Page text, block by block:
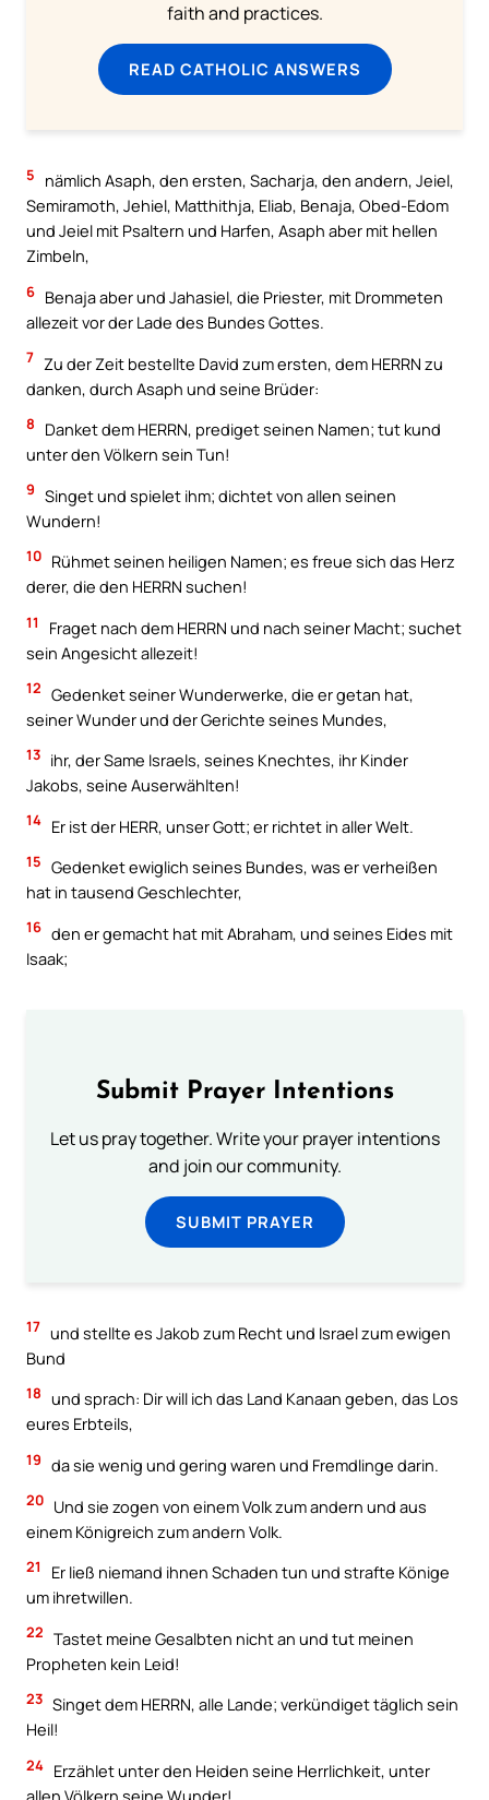
faith and practices.
READ CATHOLIC ANSWERS
5
nämlich Asaph, den ersten, Sacharja, den andern, Jeiel,
Semiramoth, Jehiel, Matthithja, Eliab, Benaja, Obed-Edom
und Jeiel mit Psaltern und Harfen, Asaph aber mit hellen
Zimbeln,
6 Benaja aber und Jahasiel, die Priester, mit Drommeten
allezeit vor der Lade des Bundes Gottes.
7 Zu der Zeit bestellte David zum ersten, dem HERRN zu
danken, durch Asaph und seine Brüder:
8
Danket dem HERRN, prediget seinen Namen; tut kund
unter den Völkern sein Tun!
9 Singet und spielet ihm; dichtet von allen seinen
Wundern!
10 Rühmet seinen heiligen Namen; es freue sich das Herz
derer, die den HERRN suchen!
11
Fraget nach dem HERRN und nach seiner Macht; suchet
sein Angesicht allezeit!
12 Gedenket seiner Wunderwerke, die er getan hat,
seiner Wunder und der Gerichte seines Mundes,
13 ihr, der Same Israels, seines Knechtes, ihr Kinder
Jakobs, seine Auserwählten!
14 Er ist der HERR, unser Gott; er richtet in aller Welt.
15 Gedenket ewiglich seines Bundes, was er verheißen
hat in tausend Geschlechter,
16 den er gemacht hat mit Abraham, und seines Eides mit
Isaak;
Submit Prayer Intentions
Let us pray together. Write your prayer intentions
and join our community.
SUBMIT PRAYER
17 und stellte es Jakob zum Recht und Israel zum ewigen
Bund
18 und sprach: Dir will ich das Land Kanaan geben, das Los
eures Erbteils,
19 da sie wenig und gering waren und Fremdlinge darin.
20 Und sie zogen von einem Volk zum andern und aus
einem Königreich zum andern Volk.
21
Er ließ niemand ihnen Schaden tun und strafte Könige
um ihretwillen.
22 Tastet meine Gesalbten nicht an und tut meinen
Propheten kein Leid!
23 Singet dem HERRN, alle Lande; verkündiget täglich sein
Heil!
24 Erzählet unter den Heiden seine Herrlichkeit, unter
allen Völkern seine Wunder!